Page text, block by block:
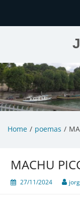
Home poemas
MACHU
27/11/2024